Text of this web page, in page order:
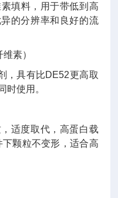
填料，用于带低到高
的分辨率和良好的流
素）
，具有比DE52更高取
时使用。
适度取代，高蛋白载
颗粒不变形，适合高